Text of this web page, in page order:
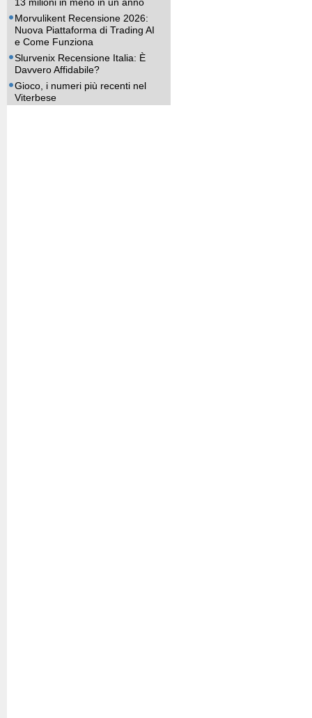
Morvulikent Recensione 2026:
Nuova Piattaforma di Trading AI
e Come Funziona
Slurvenix Recensione Italia: È
Davvero Affidabile?
Gioco, i numeri più recenti nel
Viterbese